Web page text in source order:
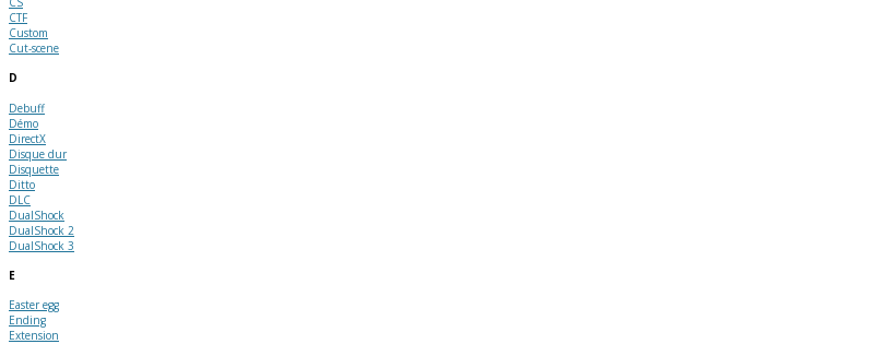
CTF
Custom
Cut-scene
D
Debuff
Démo
DirectX
Disque dur
Disquette
Ditto
DLC
DualShock
DualShock 2
DualShock 3
E
Easter egg
Ending
Extension